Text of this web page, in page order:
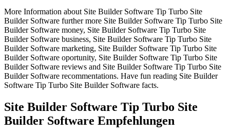
More Information about Site Builder Software Tip Turbo Site
Builder Software further more Site Builder Software Tip Turbo Site
Builder Software money, Site Builder Software Tip Turbo Site
Builder Software business, Site Builder Software Tip Turbo Site
Builder Software marketing, Site Builder Software Tip Turbo Site
Builder Software oportunity, Site Builder Software Tip Turbo Site
Builder Software reviews and Site Builder Software Tip Turbo Site
Builder Software recommentations. Have fun reading Site Builder
Software Tip Turbo Site Builder Software facts.
Site Builder Software Tip Turbo Site
Builder Software Empfehlungen